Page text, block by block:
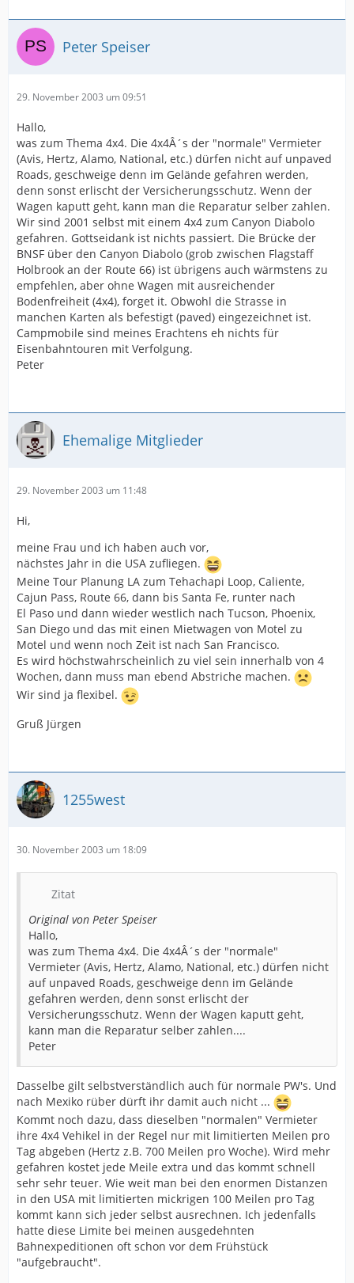
Peter Speiser
29. November 2003 um 09:51
Hallo,
was zum Thema 4x4. Die 4x4Â´s der "normale" Vermieter
(Avis, Hertz, Alamo, National, etc.) dürfen nicht auf unpaved
Roads, geschweige denn im Gelände gefahren werden,
denn sonst erlischt der Versicherungsschutz. Wenn der
Wagen kaputt geht, kann man die Reparatur selber zahlen.
Wir sind 2001 selbst mit einem 4x4 zum Canyon Diabolo
gefahren. Gottseidank ist nichts passiert. Die Brücke der
BNSF über den Canyon Diabolo (grob zwischen Flagstaff
Holbrook an der Route 66) ist übrigens auch wärmstens zu
empfehlen, aber ohne Wagen mit ausreichender
Bodenfreiheit (4x4), forget it. Obwohl die Strasse in
manchen Karten als befestigt (paved) eingezeichnet ist.
Campmobile sind meines Erachtens eh nichts für
Eisenbahntouren mit Verfolgung.
Peter
Ehemalige Mitglieder
29. November 2003 um 11:48
Hi,
meine Frau und ich haben auch vor,
nächstes Jahr in die USA zufliegen.
Meine Tour Planung LA zum Tehachapi Loop, Caliente,
Cajun Pass, Route 66, dann bis Santa Fe, runter nach
El Paso und dann wieder westlich nach Tucson, Phoenix,
San Diego und das mit einen Mietwagen von Motel zu
Motel und wenn noch Zeit ist nach San Francisco.
Es wird höchstwahrscheinlich zu viel sein innerhalb von 4
Wochen, dann muss man ebend Abstriche machen.
Wir sind ja flexibel.
Gruß Jürgen
1255west
30. November 2003 um 18:09
Zitat
Original von Peter Speiser
Hallo,
was zum Thema 4x4. Die 4x4Â´s der "normale"
Vermieter (Avis, Hertz, Alamo, National, etc.) dürfen nicht
auf unpaved Roads, geschweige denn im Gelände
gefahren werden, denn sonst erlischt der
Versicherungsschutz. Wenn der Wagen kaputt geht,
kann man die Reparatur selber zahlen....
Peter
Dasselbe gilt selbstverständlich auch für normale PW's. Und
nach Mexiko rüber dürft ihr damit auch nicht ...
Kommt noch dazu, dass dieselben "normalen" Vermieter
ihre 4x4 Vehikel in der Regel nur mit limitierten Meilen pro
Tag abgeben (Hertz z.B. 700 Meilen pro Woche). Wird mehr
gefahren kostet jede Meile extra und das kommt schnell
sehr sehr teuer. Wie weit man bei den enormen Distanzen
in den USA mit limitierten mickrigen 100 Meilen pro Tag
kommt kann sich jeder selbst ausrechnen. Ich jedenfalls
hatte diese Limite bei meinen ausgedehnten
Bahnexpeditionen oft schon vor dem Frühstück
"aufgebraucht".